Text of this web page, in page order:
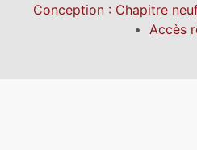
Conception : Chapitre
Accès